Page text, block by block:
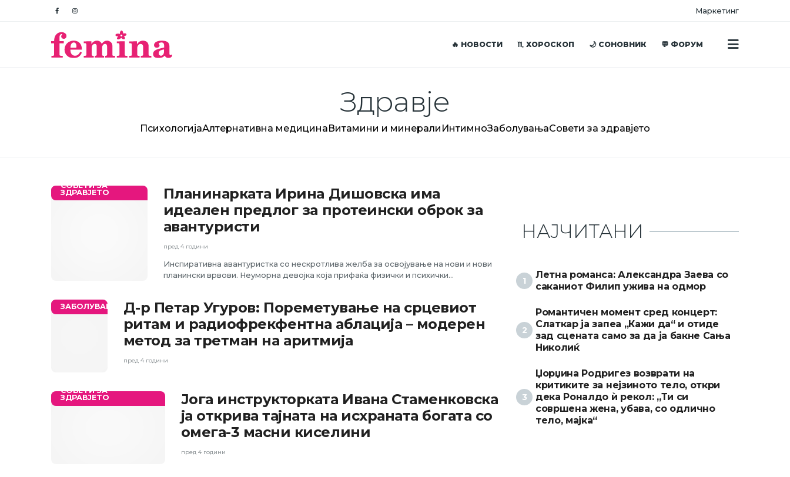
Маркетинг
🔥 НОВОСТИ ♏ ХОРОСКОП 🌙 СОНОВНИК 💬 ФОРУМ
Здравје
ПсихологијаАлтернативна медицинаВитамини и минерали ИнтимноЗаболувањаСовети за здравјето
СОВЕТИ ЗА
ЗДРАВЈЕТО
Планинарката Ирина Дишовска има
идеален предлог за протеински оброк за
авантуристи
пред 4 години
Инспиративна авантуристка со нескротлива желба за освојување на нови и нови
планински врвови. Неуморна девојка која прифаќа физички и психички...
ЗАБОЛУВАЊА
Д-р Петар Угуров: Пореметување на срцевиот
ритам и радиофрекфентна аблација – модерен
метод за третман на аритмија
пред 4 години
СОВЕТИ ЗА
ЗДРАВЈЕТО
Јога инструкторката Ивана Стаменковска
ја открива тајната на исхраната богата со
омега-3 масни киселини
пред 4 години
НАЈЧИТАНИ
Летна романса: Александра Заева со
саканиот Филип ужива на одмор
Романтичен момент сред концерт:
Слаткар ја запеа „Кажи да“ и отиде
зад сцената само за да ја бакне Сања
Николиќ
Џорџина Родригез возврати на
критиките за нејзиното тело, откри
дека Роналдо ѝ рекол: „Ти си
совршена жена, убава, со одлично
тело, мајка“